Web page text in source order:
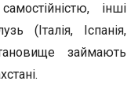
інші
(Італія, Іспанія,
займають